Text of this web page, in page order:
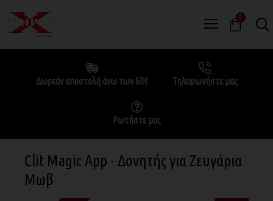
0
Δωρεάν αποστολή άνω των 60€ Τηλεφωνήστε μας
Ρωτήστε μας
Clit Magic App - Δονητής για Ζευγάρια
Μωβ